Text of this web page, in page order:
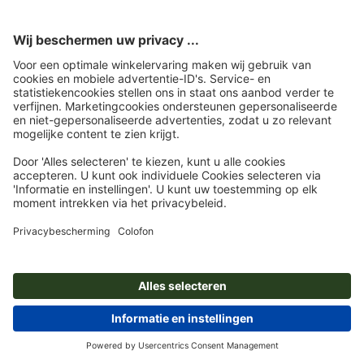
10 % korting op kalenders
verlengd t/m 31 augustus